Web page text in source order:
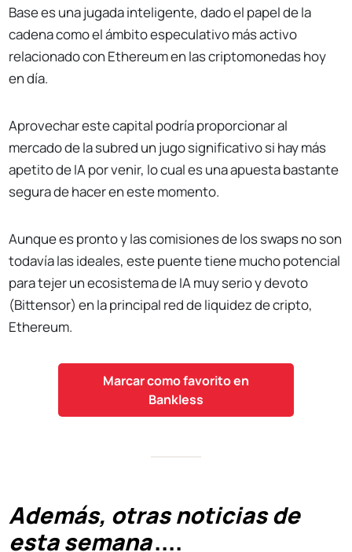
Base es una jugada inteligente, dado el papel de la
cadena como el ámbito especulativo más activo
relacionado con Ethereum en las criptomonedas hoy
en día.
Aprovechar este capital podría proporcionar al
mercado de la subred un jugo significativo si hay más
apetito de IA por venir, lo cual es una apuesta bastante
segura de hacer en este momento.
Aunque es pronto y las comisiones de los swaps no son
todavía las ideales, este puente tiene mucho potencial
para tejer un ecosistema de IA muy serio y devoto
(Bittensor) en la principal red de liquidez de cripto,
Ethereum.
Marcar como favorito en
Bankless
Además, otras noticias de
esta semana....